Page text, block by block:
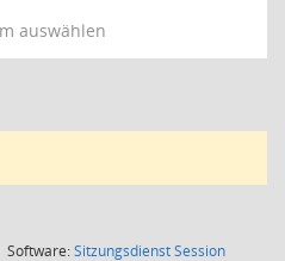
auswählen
Software:SitzungsdienstSession(Wird in